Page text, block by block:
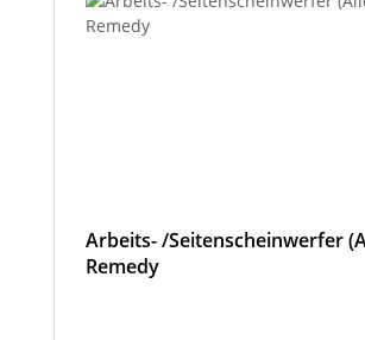
Arbeits- /Seitenscheinwerfer
Remedy